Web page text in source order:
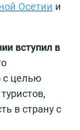
Осетии и
вступил в
с целью
в страну с